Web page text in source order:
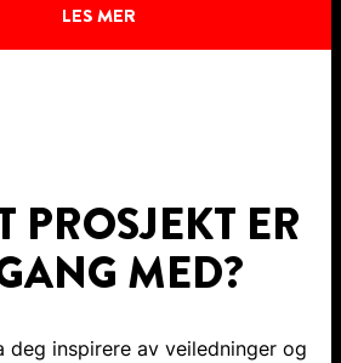
LES MER
PROSJEKT ER
MED?
deg inspirere av veiledninger og